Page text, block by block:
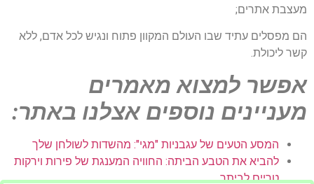
מעצבת אתרים;
הם מפסלים עתיד שבו העולם המקוון פתוח ונגיש לכל אדם, ללא
קשר ליכולת.
אפשר למצוא מאמרים
מעניינים נוספים אצלנו באתר:
המסע הטעים של עגבניות "מגי": מהשדות לשולחן שלך
להביא את הטבע הביתה: החוויה המענגת של פירות וירקות
טריים לביתך